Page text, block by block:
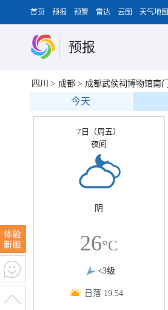
首页 预报 预警 雷达 云图 天气地图
预报
四川 > 成都 > 成都武侯祠博物馆南门
今天
7日（周五）
夜间
阴
26°C
<3级
日落 19:54